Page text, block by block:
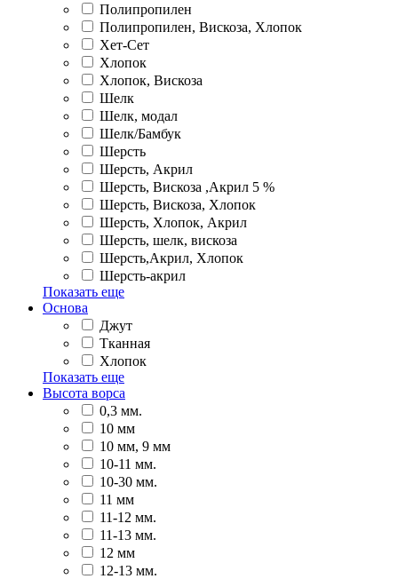
Полипропилен
Полипропилен, Вискоза, Хлопок
Хет-Сет
Хлопок
Хлопок, Вискоза
Шелк
Шелк, модал
Шелк/Бамбук
Шерсть
Шерсть, Акрил
Шерсть, Вискоза ,Акрил 5 %
Шерсть, Вискоза, Хлопок
Шерсть, Хлопок, Акрил
Шерсть, шелк, вискоза
Шерсть,Акрил, Хлопок
Шерсть-акрил
Показать еще
Основа
Джут
Тканная
Хлопок
Показать еще
Высота ворса
0,3 мм.
10 мм
10 мм, 9 мм
10-11 мм.
10-30 мм.
11 мм
11-12 мм.
11-13 мм.
12 мм
12-13 мм.